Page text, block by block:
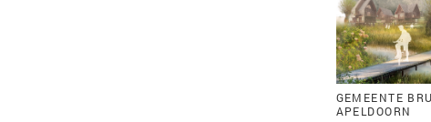
GEMEENTE
APELDOORN